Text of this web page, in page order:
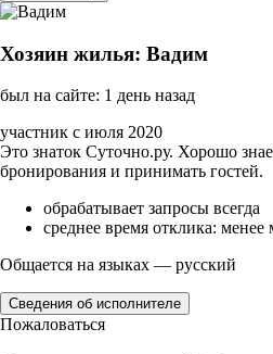
Хозяин жилья: Вадим
был на сайте: 1 день назад
участник с июля 2020
Это знаток Суточно.ру. Хорошо
бронирования и принимать гостей.
обрабатывает запросы всегда
среднее время отклика:
Общается на языках — русский
Сведения об исполнителе
Пожаловаться